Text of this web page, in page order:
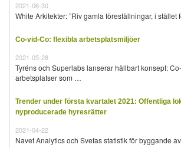
2021-06-30
White Arkitekter: ”Riv gamla föreställningar, i stället
Co-vid-Co: flexibla arbetsplatsmiljöer
2021-05-28
Tyréns och Superlabs lanserar hållbart konsept:
arbetsplatser som …
Trender under första kvartalet 2021: Offentliga
nyproducerade hyresrätter
2021-04-22
Navet Analytics och Svefas statistik för byggande